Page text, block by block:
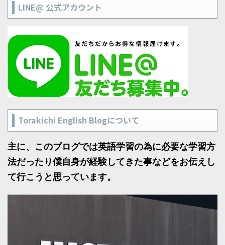
LINE@ 公式アカウント
Torakichi English Blogについて
主に、このブログでは英語学習の為に必要な学習方
法だったり僕自身が経験してきた事などをお伝えし
て行こうと思っています。